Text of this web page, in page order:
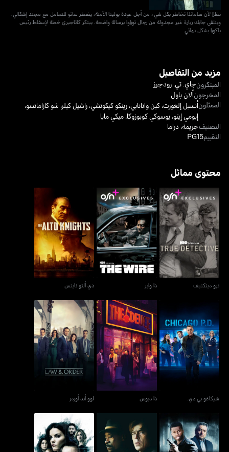
نظرًا لأن سامانثا تخاطر بكل شيء من أجل عودة بولينا الآمنة، يضطر ساتو للتعامل مع مجند إشكالي،
ويتلقى جايك زيارة غير مجدولة من رجال توزاوا برسالة واضحة. يبتكر كاتاجيري خطة لإسقاط رئيس
ياكوزا بشكل نهائي
مزيد من التفاصيل
المبتكرونجاي. تي. رودجرز
المخرجونألان باول
الممثلونأنسيل إلغورت،كين واتانابي،رينكو كيكوتشي،راشيل كيلر، شو كازاماتسو،
إيومي إيتو،يوسوكي كوبوزوكا،ميكي مايا
التصنيفجريمة، دراما
التقييمPG15
محتوى مماثل
ترو ديتكتيف
ترو ديتكتيف
ذا واير
ذا واير
ذي ألتو نايتس
ذي ألتو نايتس
شيكاغو بي.دي.
شيكاغو بي.دي.
ذا ديوس
ذا ديوس
لوو أند أوردر
لوو أند أوردر